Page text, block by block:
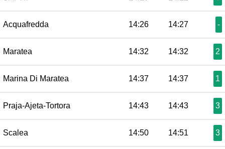
Acquafredda 14:26 14:27 -
Maratea 14:32 14:32 2
Marina Di Maratea 14:37 14:37 1
Praja-Ajeta-Tortora 14:43 14:43 3
Scalea 14:50 14:51 3